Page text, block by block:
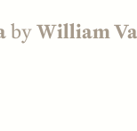
byWilliam